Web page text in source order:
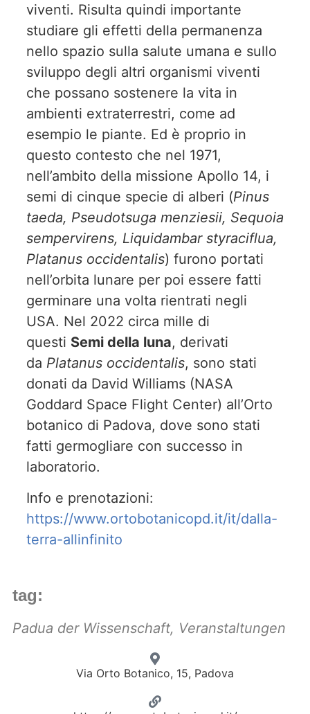
viventi. Risulta quindi importante
studiare gli effetti della permanenza
nello spazio sulla salute umana e sullo
sviluppo degli altri organismi viventi
che possano sostenere la vita in
ambienti extraterrestri, come ad
esempio le piante. Ed è proprio in
questo contesto che nel 1971,
nell’ambito della missione Apollo 14, i
semi di cinque specie di alberi (Pinus
taeda, Pseudotsuga menziesii, Sequoia
sempervirens, Liquidambar styraciflua,
Platanus occidentalis) furono portati
nell’orbita lunare per poi essere fatti
germinare una volta rientrati negli
USA. Nel 2022 circa mille di
questi Semi della luna, derivati
da Platanus occidentalis, sono stati
donati da David Williams (NASA
Goddard Space Flight Center) all’Orto
botanico di Padova, dove sono stati
fatti germogliare con successo in
laboratorio.
Info e prenotazioni:
https://www.ortobotanicopd.it/it/dalla-
terra-allinfinito
tag:
Padua der Wissenschaft, Veranstaltungen
Via Orto Botanico, 15, Padova